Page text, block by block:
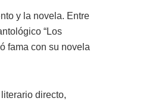
y la novela. Entre
“Los
fama con su novela
directo,